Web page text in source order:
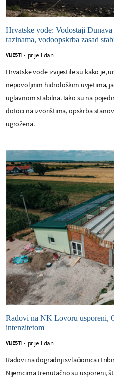
Hrvatske vode: Vodostaji
razinama, vodoopskrba zasad
VIJESTI - prije 1 dan
Hrvatske vode izvijestile su kako je,
nepovoljnim hidrološkim uvjetima,
uglavnom stabilna. Iako su na
dotoci na izvorištima, opskrba
ugrožena.
Radovi na NK Lovoru usporeni,
intenzitetom
VIJESTI - prije 1 dan
Radovi na dogradnji svlačionica i
Nijemcima trenutačno su usporeni,